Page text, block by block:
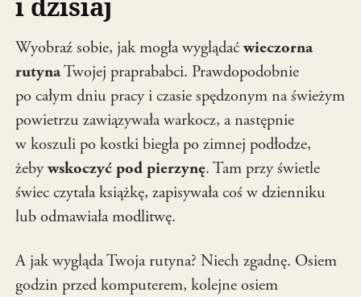
Wyobraź sobie, jak mogła wyglądaćwieczorna
rutynaTwojej praprababci. Prawdopodobnie
po całym dniu pracy i czasie spędzonym na świeżym
powietrzu zawiązywała warkocz, a następnie
w koszuli po kostki biegła po zimnej podłodze,
żebywskoczyć pod pierzynę. Tam przy świetle
świec czytała książkę, zapisywała coś w dzienniku
lub odmawiała modlitwę.
A jak wygląda Twoja rutyna? Niech zgadnę. Osiem
godzin przed komputerem, kolejne osiem